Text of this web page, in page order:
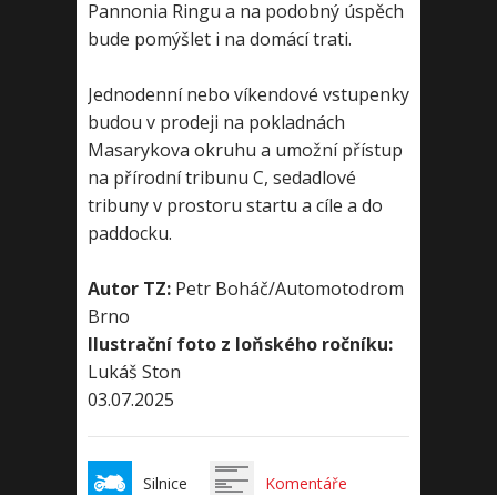
Pannonia Ringu a na podobný úspěch
bude pomýšlet i na domácí trati.
Jednodenní nebo víkendové vstupenky
budou v prodeji na pokladnách
Masarykova okruhu a umožní přístup
na přírodní tribunu C, sedadlové
tribuny v prostoru startu a cíle a do
paddocku.
Autor TZ: Petr Boháč/Automotodrom
Brno
Ilustrační foto z loňského ročníku:
Lukáš Ston
03.07.2025
Silnice Komentáře